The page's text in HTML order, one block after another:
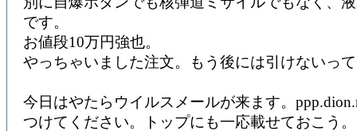
です。
お値段10万円強也。
やっちゃいました注文。もう後には引けないっ
今日はやたらウイルスメールが来ます。
つけてください。トップにも一応載せておこう。